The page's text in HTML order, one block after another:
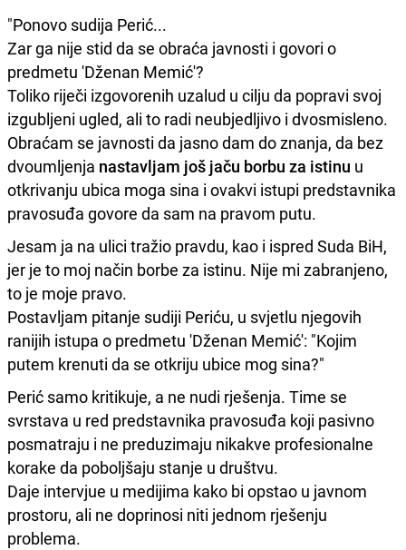
"Ponovo sudija Perić...
Zar ga nije stid da se obraća javnosti i govori o
predmetu 'Dženan Memić'?
Toliko riječi izgovorenih uzalud u cilju da popravi svoj
izgubljeni ugled, ali to radi neubjedljivo i dvosmisleno.
Obraćam se javnosti da jasno dam do znanja, da bez
dvoumljenja nastavljam još jaču borbu za istinu u
otkrivanju ubica moga sina i ovakvi istupi predstavnika
pravosuđa govore da sam na pravom putu.
Jesam ja na ulici tražio pravdu, kao i ispred Suda BiH,
jer je to moj način borbe za istinu. Nije mi zabranjeno,
to je moje pravo.
Postavljam pitanje sudiji Periću, u svjetlu njegovih
ranijih istupa o predmetu 'Dženan Memić': "Kojim
putem krenuti da se otkriju ubice mog sina?"
Perić samo kritikuje, a ne nudi rješenja. Time se
svrstava u red predstavnika pravosuđa koji pasivno
posmatraju i ne preduzimaju nikakve profesionalne
korake da poboljšaju stanje u društvu.
Daje intervjue u medijima kako bi opstao u javnom
prostoru, ali ne doprinosi niti jednom rješenju
problema.